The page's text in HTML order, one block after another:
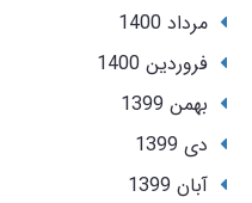
مرداد 1400
فروردین 1400
بهمن 1399
دی 1399
آبان 1399